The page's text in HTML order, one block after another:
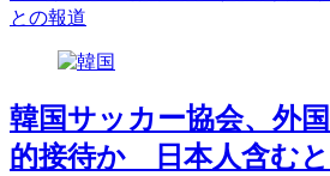
との報道
韓国サッカー協会、外
的接待か 日本人含む